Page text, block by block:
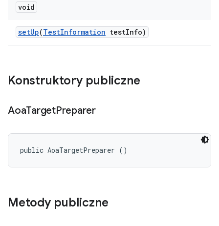
void
setUp(TestInformation testInfo)
Konstruktory publiczne
AoaTargetPreparer
public AoaTargetPreparer ()
Metody publiczne